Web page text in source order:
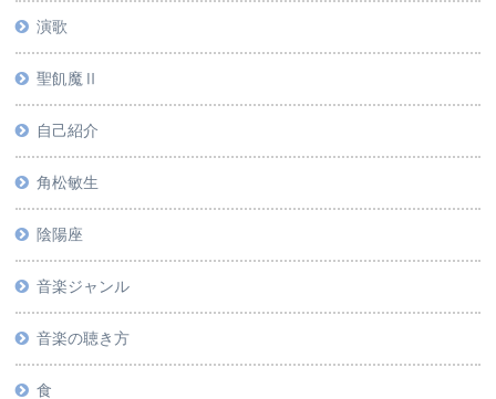
演歌
聖飢魔Ⅱ
自己紹介
角松敏生
陰陽座
音楽ジャンル
音楽の聴き方
食